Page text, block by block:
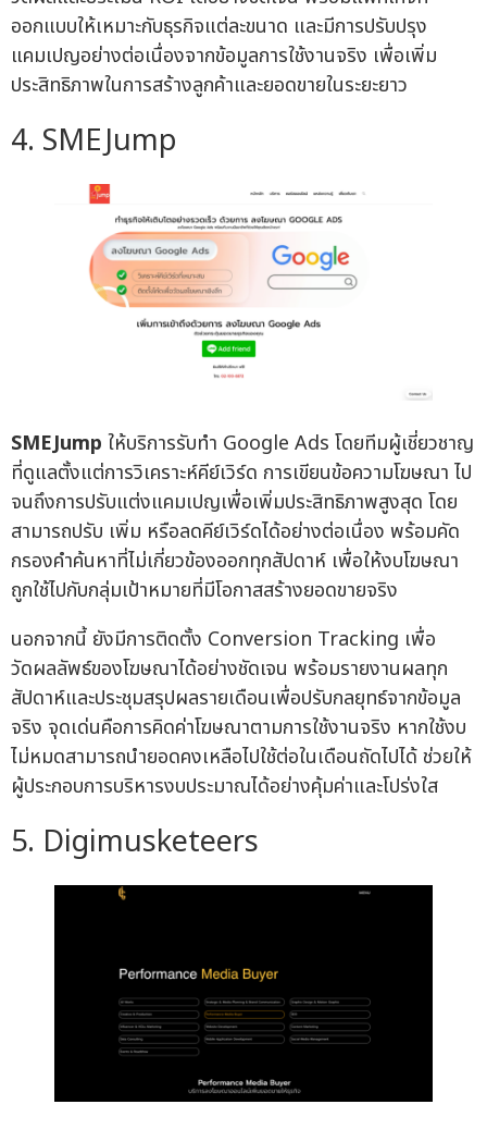
ออกแบบให้เหมาะกับธุรกิจแต่ละขนาด และมีการปรับปรุง
แคมเปญอย่างต่อเนื่องจากข้อมูลการใช้งานจริง เพื่อเพิ่ม
ประสิทธิภาพในการสร้างลูกค้าและยอดขายในระยะยาว
4. SMEJump
SMEJump ให้บริการรับทำ Google Ads โดยทีมผู้เชี่ยวชาญ
ที่ดูแลตั้งแต่การวิเคราะห์คีย์เวิร์ด การเขียนข้อความโฆษณา ไป
จนถึงการปรับแต่งแคมเปญเพื่อเพิ่มประสิทธิภาพสูงสุด โดย
สามารถปรับ เพิ่ม หรือลดคีย์เวิร์ดได้อย่างต่อเนื่อง พร้อมคัด
กรองคำค้นหาที่ไม่เกี่ยวข้องออกทุกสัปดาห์ เพื่อให้งบโฆษณา
ถูกใช้ไปกับกลุ่มเป้าหมายที่มีโอกาสสร้างยอดขายจริง
นอกจากนี้ ยังมีการติดตั้ง Conversion Tracking เพื่อ
วัดผลลัพธ์ของโฆษณาได้อย่างชัดเจน พร้อมรายงานผลทุก
สัปดาห์และประชุมสรุปผลรายเดือนเพื่อปรับกลยุทธ์จากข้อมูล
จริง จุดเด่นคือการคิดค่าโฆษณาตามการใช้งานจริง หากใช้งบ
ไม่หมดสามารถนำยอดคงเหลือไปใช้ต่อในเดือนถัดไปได้ ช่วยให้
ผู้ประกอบการบริหารงบประมาณได้อย่างคุ้มค่าและโปร่งใส
5. Digimusketeers